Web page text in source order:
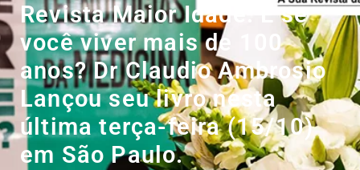
Revista Maior Idade: E se
você viver mais de 100
anos? Dr Claudio Ambrosio
Lançou seu livro nesta
última terça-feira (15/10)
em São Paulo.